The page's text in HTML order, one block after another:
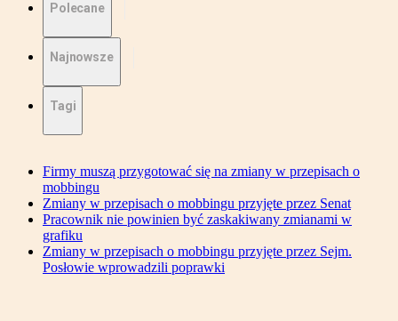
Polecane
Najnowsze
Tagi
Firmy muszą przygotować się na zmiany w przepisach o
mobbingu
Zmiany w przepisach o mobbingu przyjęte przez Senat
Pracownik nie powinien być zaskakiwany zmianami w
grafiku
Zmiany w przepisach o mobbingu przyjęte przez Sejm.
Posłowie wprowadzili poprawki